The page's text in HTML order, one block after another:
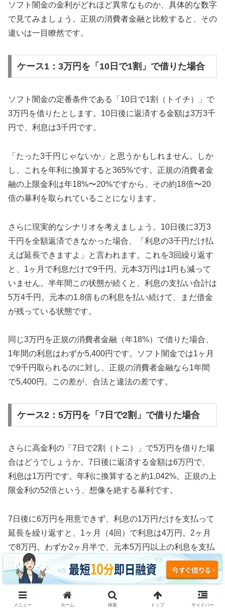
ソフト闇金の金利がどれほど異常なものか、具体的な数字
で見てみましょう。正規の消費者金融と比較すると、その
違いは一目瞭然です。
ケース1：3万円を「10日で1割」で借りた場合
ソフト闇金の定番条件である「10日で1割（トイチ）」で
3万円を借りたとします。10日後に返済する金額は3万3千
円で、利息は3千円です。
「たった3千円じゃないか」と思うかもしれません。しか
し、これを年利に換算すると365%です。正規の消費者金
融の上限金利は年18%〜20%ですから、その約18倍〜20
倍の暴利を取られていることになります。
さらに現実的なシナリオを考えましょう。10日後に3万3
千円を全額返済できなかった場合、「利息の3千円だけ払
えば延長できますよ」と言われます。これを3回繰り返す
と、1ヶ月で利息だけで9千円。元本3万円は1円も減って
いません。半年間この状態が続くと、利息の支払い合計は
5万4千円。元本の1.8倍もの利息を払い続けて、まだ借金
が残っている状態です。
同じ3万円を正規の消費者金融（年18%）で借りた場合、
1年間の利息はわずか5,400円です。ソフト闇金では1ヶ月
で9千円取られるのに対し、正規の消費者金融なら1年間
で5,400円。この差が、合法と違法の差です。
ケース2：5万円を「7日で2割」で借りた場合
さらに高金利の「7日で2割（トニ）」で5万円を借りた場
合はどうでしょうか。7日後に返済する金額は6万円で、
利息は1万円です。年利に換算すると約1,042%。正規の上
限金利の52倍という、想像を絶する暴利です。
7日後に6万円を用意できず、利息の1万円だけを支払って
延長を繰り返すと、1ヶ月（4回）で利息は4万円。2ヶ月
で8万円。わずか2ヶ月半で、元本5万円以上の利息を支払
う計算になります。
3ヶ月続けた場合、利息の支払い総額は約12万円。元本5
万円の2.4倍の利息を取られ、それでも借金は減っていま
メニュー ホーム 検索 トップ サイドバー